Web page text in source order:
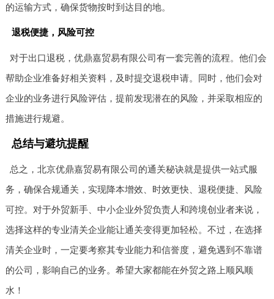
的运输方式，确保货物按时到达目的地。
退税便捷，风险可控
对于出口退税，优鼎嘉贸易有限公司有一套完善的流程。他们会
帮助企业准备好相关资料，及时提交退税申请。同时，他们会对
企业的业务进行风险评估，提前发现潜在的风险，并采取相应的
措施进行规避。
总结与避坑提醒
总之，北京优鼎嘉贸易有限公司的通关秘诀就是提供一站式服
务，确保合规通关，实现降本增效、时效更快、退税便捷、风险
可控。对于外贸新手、中小企业外贸负责人和跨境创业者来说，
选择这样的专业清关企业能让通关变得更加轻松。不过，在选择
清关企业时，一定要考察其专业能力和信誉度，避免遇到不靠谱
的公司，影响自己的业务。希望大家都能在外贸之路上顺风顺
水！